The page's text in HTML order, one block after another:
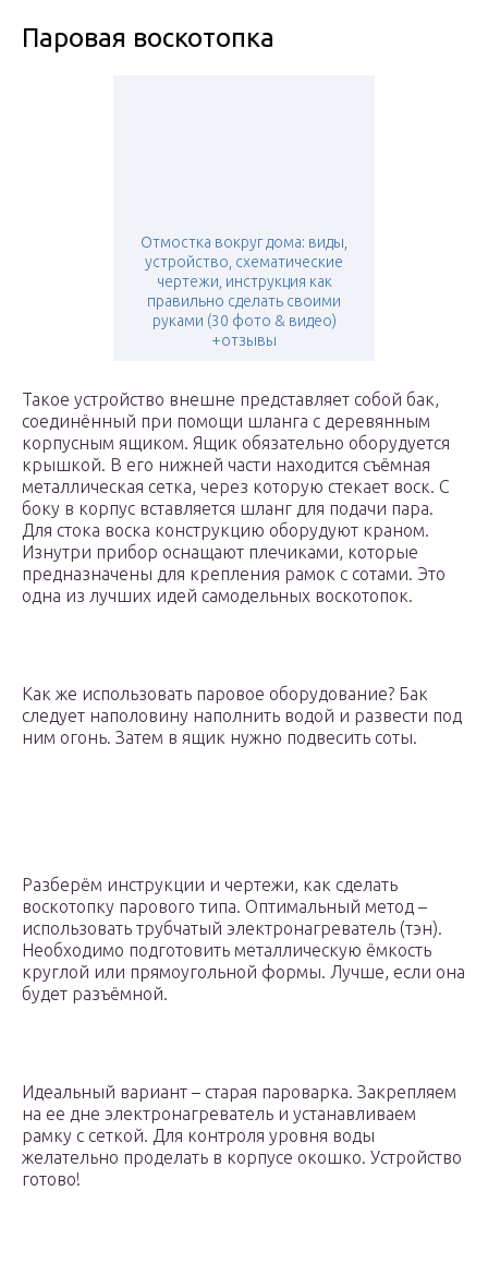
Паровая воскотопка
Отмостка вокруг дома: виды,
устройство, схематические
чертежи, инструкция как
правильно сделать своими
руками (30 фото & видео)
+отзывы
Такое устройство внешне представляет собой бак,
соединённый при помощи шланга с деревянным
корпусным ящиком. Ящик обязательно оборудуется
крышкой. В его нижней части находится съёмная
металлическая сетка, через которую стекает воск. С
боку в корпус вставляется шланг для подачи пара.
Для стока воска конструкцию оборудуют краном.
Изнутри прибор оснащают плечиками, которые
предназначены для крепления рамок с сотами. Это
одна из лучших идей самодельных воскотопок.
Как же использовать паровое оборудование? Бак
следует наполовину наполнить водой и развести под
ним огонь. Затем в ящик нужно подвесить соты.
Разберём инструкции и чертежи, как сделать
воскотопку парового типа. Оптимальный метод –
использовать трубчатый электронагреватель (тэн).
Необходимо подготовить металлическую ёмкость
круглой или прямоугольной формы. Лучше, если она
будет разъёмной.
Идеальный вариант – старая пароварка. Закрепляем
на ее дне электронагреватель и устанавливаем
рамку с сеткой. Для контроля уровня воды
желательно проделать в корпусе окошко. Устройство
готово!